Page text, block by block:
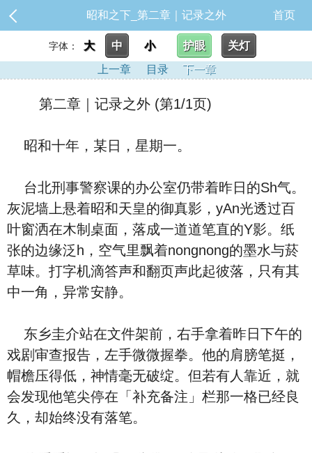
昭和之下_第二章｜记录之外 首页
字体： 大 中 小 护眼
关灯
上一章
目录 下一章
第二章｜记录之外 (第1/1页)
昭和十年，某日，星期一。
台北刑事警察课的办公室仍带着昨日的Sh气。
灰泥墙上悬着昭和天皇的御真影，yAn光透过百
叶窗洒在木制桌面，落成一道道笔直的Y影。纸
张的边缘泛h，空气里飘着nongnong的墨水与菸
草味。打字机滴答声和翻页声此起彼落，只有其
中一角，异常安静。
东乡圭介站在文件架前，右手拿着昨日下午的
戏剧审查报告，左手微微握拳。他的肩膀笔挺，
帽檐压得低，神情毫无破绽。但若有人靠近，就
会发现他笔尖停在「补充备注」栏那一格已经良
久，却始终没有落笔。